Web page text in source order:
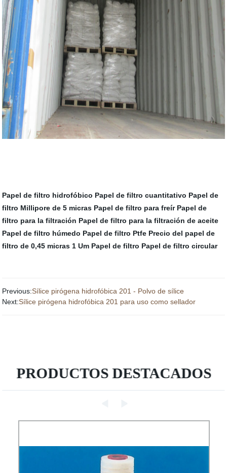
Papel de filtro hidrofóbico Papel de filtro cuantitativo Papel de
filtro Millipore de 5 micras Papel de filtro para freír Papel de
filtro para la filtración Papel de filtro para la filtración de aceite
Papel de filtro húmedo Papel de filtro Ptfe Precio del papel de
filtro de 0,45 micras 1 Um Papel de filtro Papel de filtro circular
Previous:Sílice pirógena hidrofóbica 201 - Polvo de sílice
Next:Sílice pirógena hidrofóbica 201 para uso como sellador
PRODUCTOS DESTACADOS